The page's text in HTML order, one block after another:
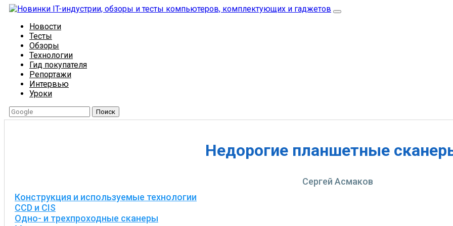
Новости
Тесты
Обзоры
Технологии
Гид покупателя
Репортажи
Интервью
Уроки
Поиск
Недорогие планшетные
Сергей Асмаков
Конструкция и используемые технологии
CCD и CIS
Одно- и трехпроходные сканеры